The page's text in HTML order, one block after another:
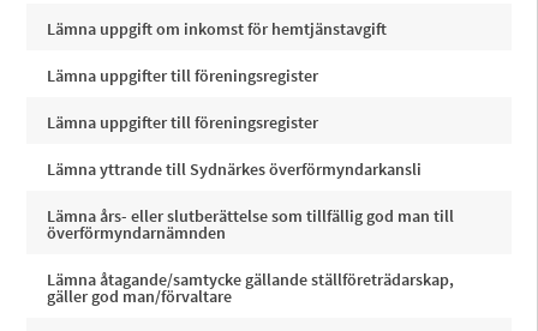
Lämna uppgift om inkomst för hemtjänstavgift
Lämna uppgifter till föreningsregister
Lämna uppgifter till föreningsregister
Lämna yttrande till Sydnärkes överförmyndarkansli
Lämna års- eller slutberättelse som tillfällig god man till
överförmyndarnämnden
Lämna åtagande/samtycke gällande ställföreträdarskap,
gäller god man/förvaltare